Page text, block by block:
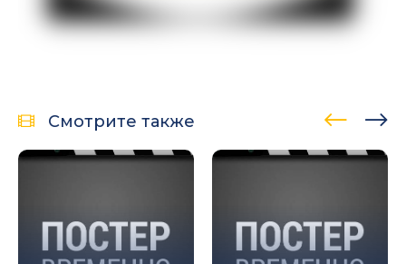
Смотрите также